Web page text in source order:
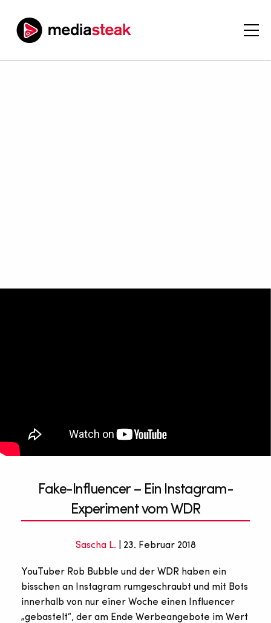
Fake-Influencer – Ein Instagram-
Experiment vom WDR
Sascha L. | 23. Februar 2018
YouTuber Rob Bubble und der WDR haben ein
bisschen an Instagram rumgeschraubt und mit Bots
innerhalb von nur einer Woche einen Influencer
„gebastelt“, der am Ende Werbeangebote im Wert